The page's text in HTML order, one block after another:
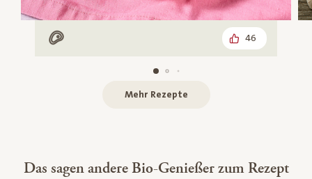
Mit Fleisch 46
Mehr Rezepte
Das sagen andere Bio-Genießer zum Rezept